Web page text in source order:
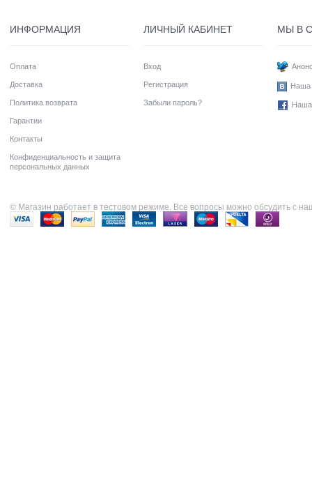
ИНФОРМАЦИЯ
Оплата
Доставка
Политика возврата
Гарантии
Контакты
Конфиденциальность и защита
персональных данных
ЛИЧНЫЙ КАБИНЕТ
Вход
Регистрация
Забыли пароль?
МЫ В
Наша
Наша
© Магазин работает в тестовом режиме. Все вопросы можно обсудить с